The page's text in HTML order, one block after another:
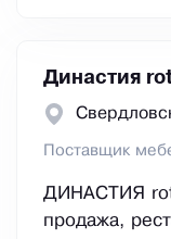
Династия
Поставщик
ДИНАСТИЯ
продажа,